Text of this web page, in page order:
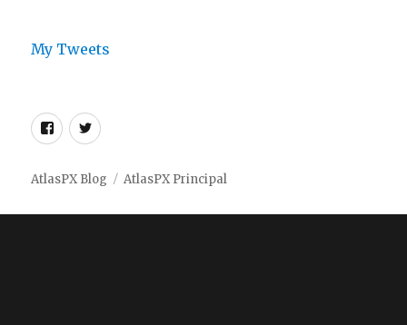
My Tweets
FacebookTwitter
AtlasPX Blog AtlasPX Principal